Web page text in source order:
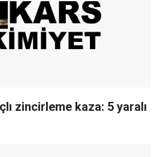
zincirleme kaza: 5 yaralı